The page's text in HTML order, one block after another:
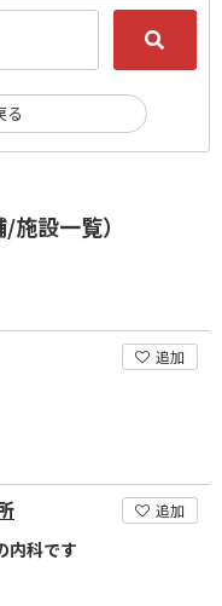
設一覧）
追加
追加
内科です
る